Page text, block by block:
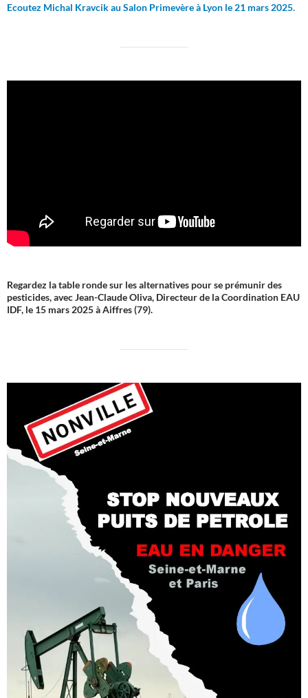
Ecoutez Michal Kravcik au Salon Primevère à Lyon le 21 mars 2025.
Regardez la table ronde sur les alternatives pour se prémunir des
pesticides, avec Jean-Claude Oliva, Directeur de la Coordination EAU
IDF, le 15 mars 2025 à Aiffres (79).